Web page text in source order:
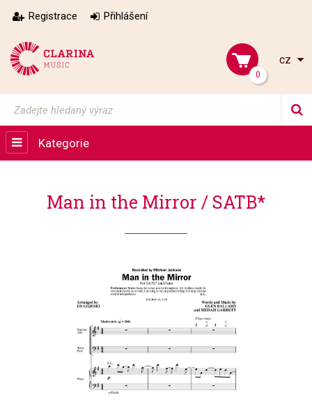
Registrace Přihlášení
0
cz
Kategorie
Man in the Mirror / SATB*